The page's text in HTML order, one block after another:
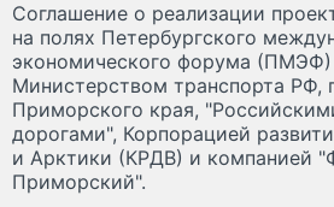
Соглашение о реализации
на полях Петербургского
экономического форума
Министерством транспорта РФ,
Приморского края,
дорогами", Корпорацией
и Арктики (КРДВ) и компанией
Приморский".